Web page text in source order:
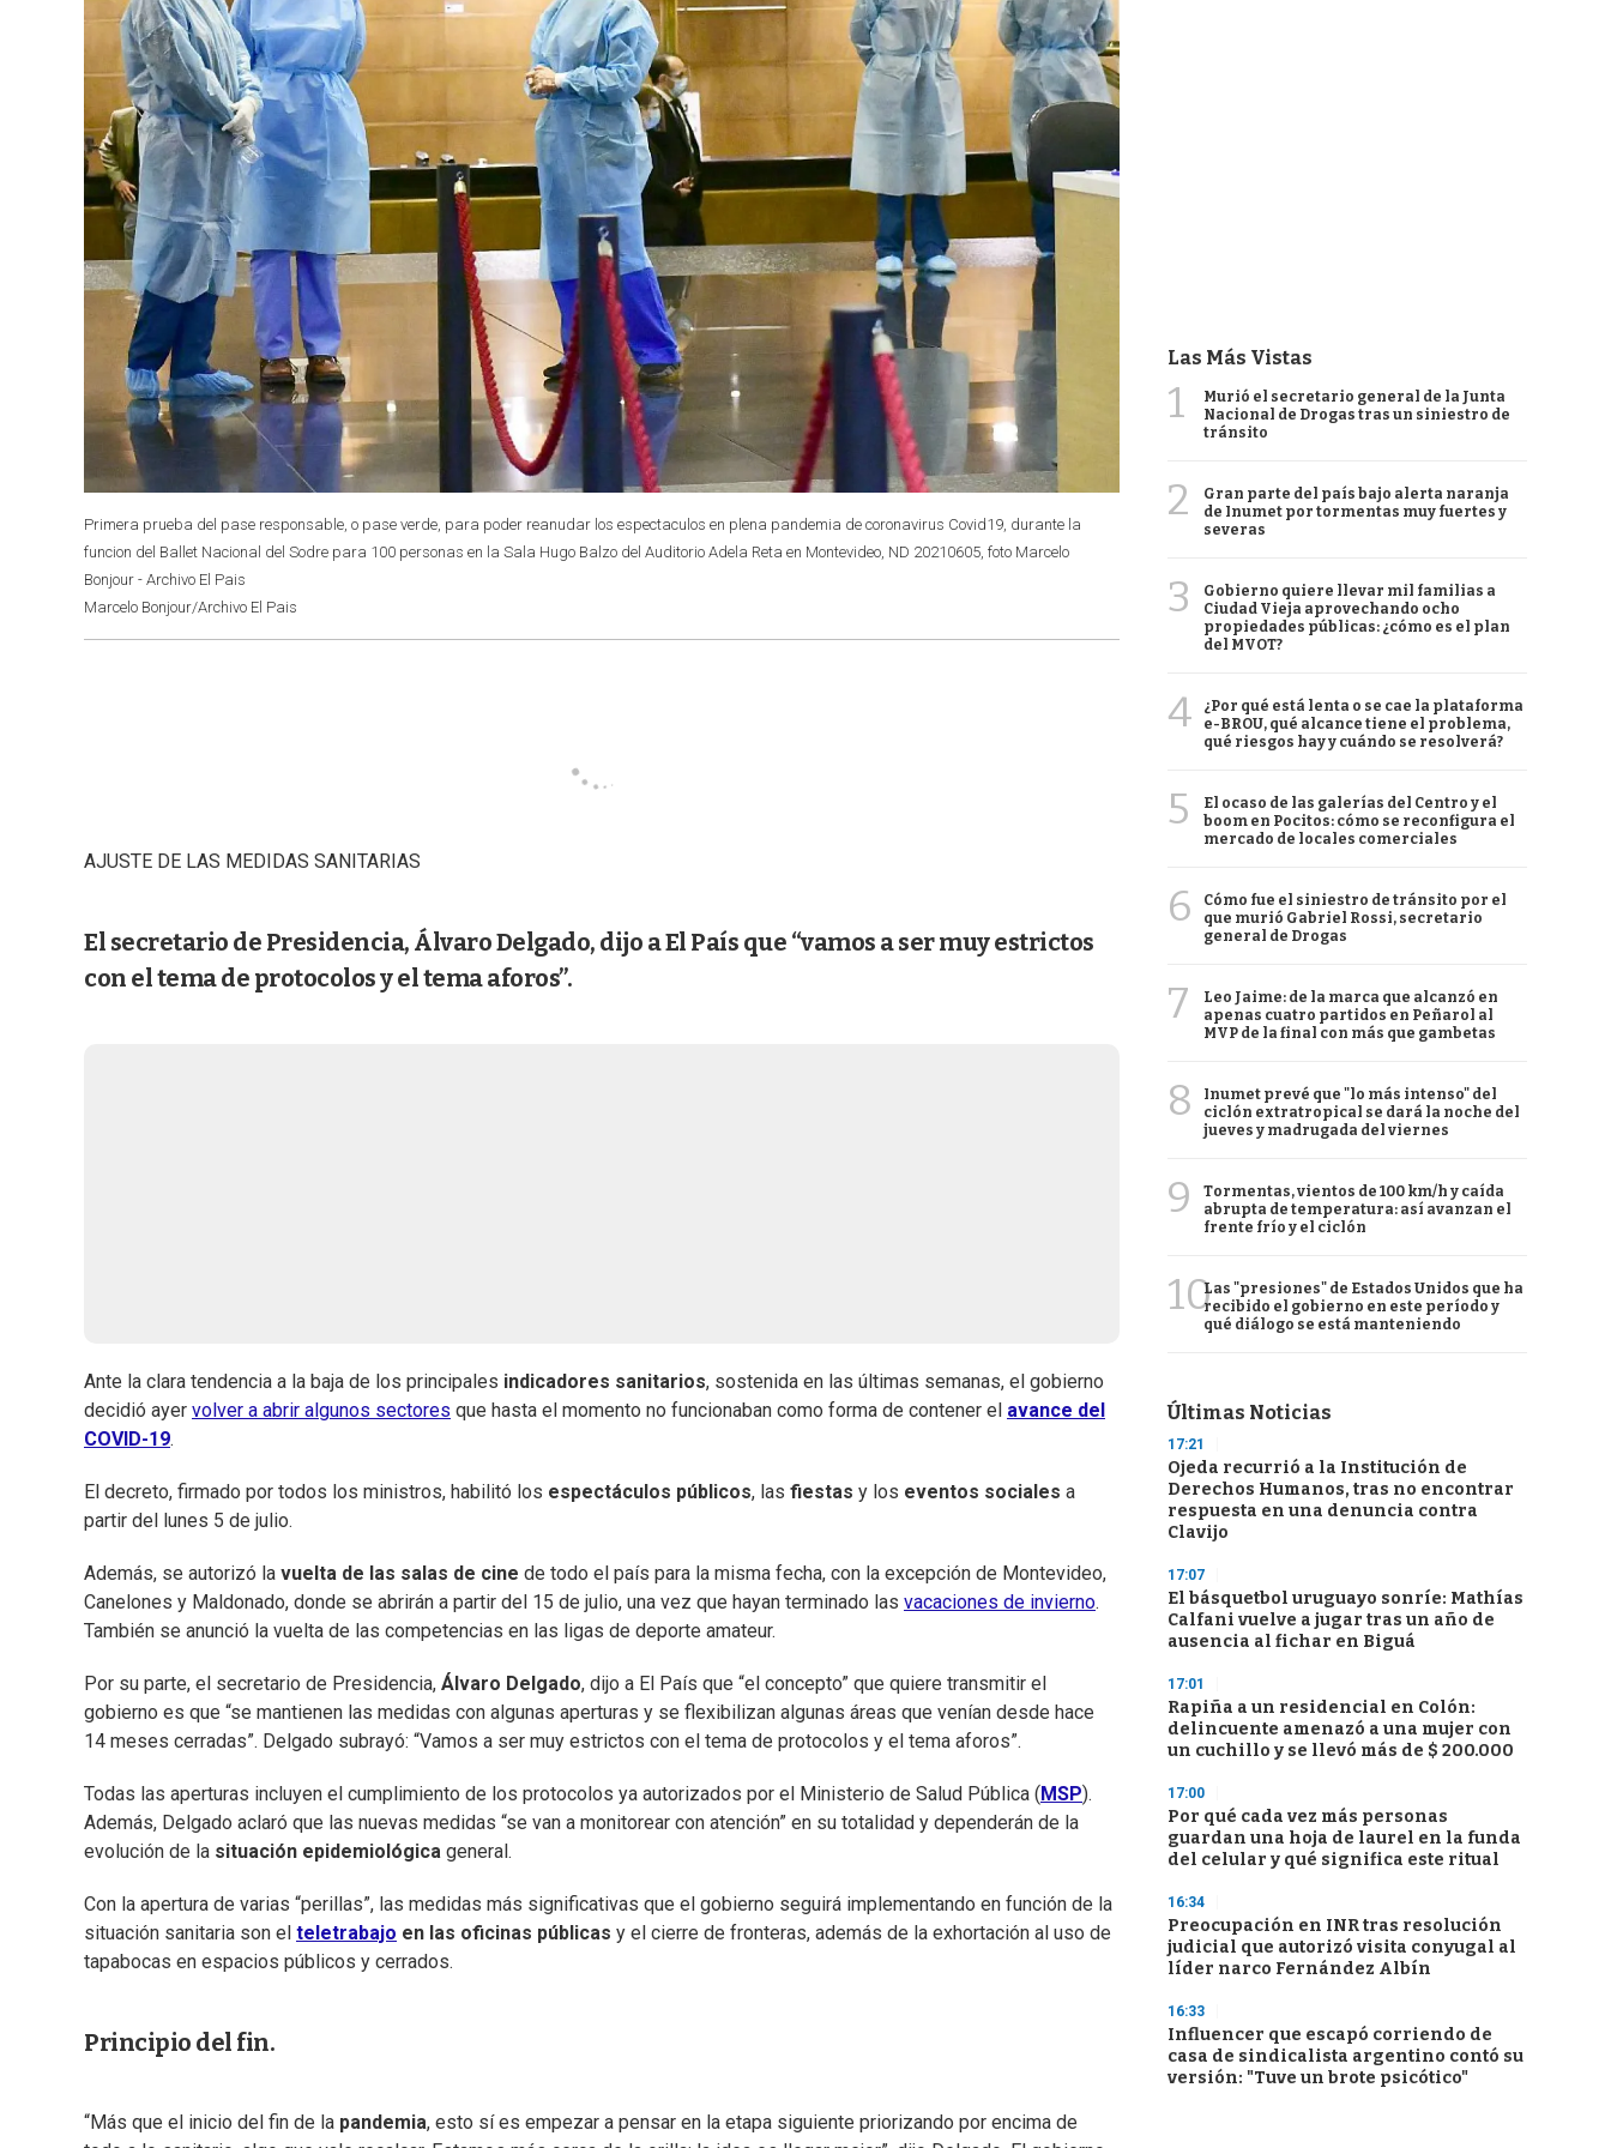
Primera prueba del pase responsable, o pase verde, para poder reanudar los espectaculos en plena pandemia de coronavirus Covid19, durante la
funcion del Ballet Nacional del Sodre para 100 personas en la Sala Hugo Balzo del Auditorio Adela Reta en Montevideo, ND 20210605, foto Marcelo
Bonjour - Archivo El Pais
Marcelo Bonjour/Archivo El Pais
AJUSTE DE LAS MEDIDAS SANITARIAS
El secretario de Presidencia, Álvaro Delgado, dijo a El País que “vamos a ser muy estrictos
con el tema de protocolos y el tema aforos”.
Ante la clara tendencia a la baja de los principales indicadores sanitarios, sostenida en las últimas semanas, el gobierno
decidió ayer volver a abrir algunos sectores que hasta el momento no funcionaban como forma de contener el avance del
COVID-19.
El decreto, firmado por todos los ministros, habilitó los espectáculos públicos, las fiestas y los eventos sociales a
partir del lunes 5 de julio.
Además, se autorizó la vuelta de las salas de cine de todo el país para la misma fecha, con la excepción de Montevideo,
Canelones y Maldonado, donde se abrirán a partir del 15 de julio, una vez que hayan terminado las vacaciones de invierno.
También se anunció la vuelta de las competencias en las ligas de deporte amateur.
Por su parte, el secretario de Presidencia, Álvaro Delgado, dijo a El País que “el concepto” que quiere transmitir el
gobierno es que “se mantienen las medidas con algunas aperturas y se flexibilizan algunas áreas que venían desde hace
14 meses cerradas”. Delgado subrayó: “Vamos a ser muy estrictos con el tema de protocolos y el tema aforos”.
Todas las aperturas incluyen el cumplimiento de los protocolos ya autorizados por el Ministerio de Salud Pública ( MSP).
Además, Delgado aclaró que las nuevas medidas “se van a monitorear con atención” en su totalidad y dependerán de la
evolución de la situación epidemiológica general.
Con la apertura de varias “perillas”, las medidas más significativas que el gobierno seguirá implementando en función de la
situación sanitaria son el teletrabajo en las oficinas públicas y el cierre de fronteras, además de la exhortación al uso de
tapabocas en espacios públicos y cerrados.
Principio del fin.
“Más que el inicio del fin de la pandemia, esto sí es empezar a pensar en la etapa siguiente priorizando por encima de
Las Más Vistas
1
Murió el secretario general de la Junta
Nacional de Drogas tras un siniestro de
tránsito
2
Gran parte del país bajo alerta naranja
de Inumet por tormentas muy fuertes y
severas
3
Gobierno quiere llevar mil familias a
Ciudad Vieja aprovechando ocho
propiedades públicas: ¿cómo es el plan
del MVOT?
4
¿Por qué está lenta o se cae la plataforma
e-BROU, qué alcance tiene el problema,
qué riesgos hay y cuándo se resolverá?
5
El ocaso de las galerías del Centro y el
boom en Pocitos: cómo se reconfigura el
mercado de locales comerciales
6
Cómo fue el siniestro de tránsito por el
que murió Gabriel Rossi, secretario
general de Drogas
7
Leo Jaime: de la marca que alcanzó en
apenas cuatro partidos en Peñarol al
MVP de la final con más que gambetas
8
Inumet prevé que "lo más intenso" del
ciclón extratropical se dará la noche del
jueves y madrugada del viernes
9
Tormentas, vientos de 100 km/h y caída
abrupta de temperatura: así avanzan el
frente frío y el ciclón
10Las "presiones" de Estados Unidos que ha
recibido el gobierno en este período y
qué diálogo se está manteniendo
Últimas Noticias
17:21
Ojeda recurrió a la Institución de
Derechos Humanos, tras no encontrar
respuesta en una denuncia contra
Clavijo
17:07
El básquetbol uruguayo sonríe: Mathías
Calfani vuelve a jugar tras un año de
ausencia al fichar en Biguá
17:01
Rapiña a un residencial en Colón:
delincuente amenazó a una mujer con
un cuchillo y se llevó más de $ 200.000
17:00
Por qué cada vez más personas
guardan una hoja de laurel en la funda
del celular y qué significa este ritual
16:34
Preocupación en INR tras resolución
judicial que autorizó visita conyugal al
líder narco Fernández Albín
16:33
Influencer que escapó corriendo de
casa de sindicalista argentino contó su
versión: "Tuve un brote psicótico"